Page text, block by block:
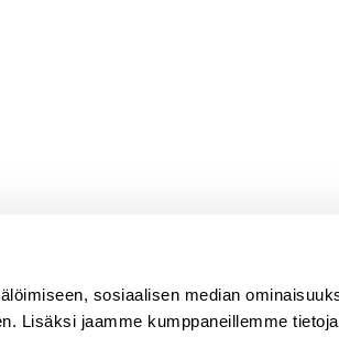
sosiaalisen median
Lisäksi jaamme kumppaneillemme